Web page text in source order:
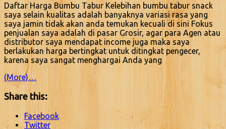
Daftar Harga Bumbu Tabur Kelebihan bumbu tabur snack
saya selain kualitas adalah banyaknya variasi rasa yang
saya jamin tidak akan anda temukan kecuali di sini Fokus
penjualan saya adalah di pasar Grosir, agar para Agen atau
distributor saya mendapat income juga maka saya
berlakukan harga bertingkat untuk ditingkat pengecer,
karena saya sangat menghargai Anda yang
(More)…
Share this:
Facebook
Twitter